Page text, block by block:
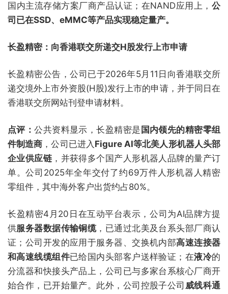
国内主流存储方案厂商产品认证；在NAND应用上， 公
司已在SSD、eMMC等产品实现稳定量产。
长盈精密：向香港联交所递交H股发行上市申请
长盈精密公告，公司已于2026年5月11日向香港联交所
递交境外上市外资股(H股)发行上市的申请，并于同日在
香港联交所网站刊登申请材料。
点评：公共资料显示，长盈精密是 国内领先的精密零组
件制造商 ，公司已进入 Figure AI等北美人形机器人头部
企业供应链 ，并获得多个国产人形机器人品牌的量产订
单。公司2025年全年交付了约69万件人形机器人精密
零组件，其中海外客户出货约占80%。
长盈精密4月20日在互动平台表示，公司为AI品牌方提
供服务器数据传输铜缆，已通过北美及台系头部厂商认
证；公司开发的应用于服务器、交换机内部高速连接器
和高速线缆组件已给国内头部客户送样验证；在液冷的
分流器和快接头产品上，公司已与多家台系核心厂商开
始合作，已开始量产。此外，公司控股子公司 威线科通